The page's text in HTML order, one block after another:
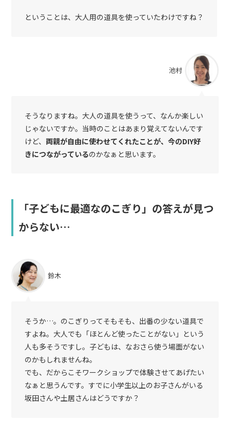
ということは、大人用の道具を使っていたわけですね？
池村
そうなりますね。大人の道具を使うって、なんか楽しい
じゃないですか。当時のことはあまり覚えてないんです
けど、 両親が自由に使わせてくれたことが、今のDIY好
きにつながっているのかなぁと思います。
「子どもに最適なのこぎり」の答えが見つ
からない…
鈴木
そうか…。のこぎりってそもそも、出番の少ない道具で
すよね。大人でも「ほとんど使ったことがない」という
人も多そうですし。子どもは、なおさら使う場面がない
のかもしれませんね。
でも、だからこそワークショップで体験させてあげたい
なぁと思うんです。すでに小学生以上のお子さんがいる
坂田さんや土居さんはどうですか？